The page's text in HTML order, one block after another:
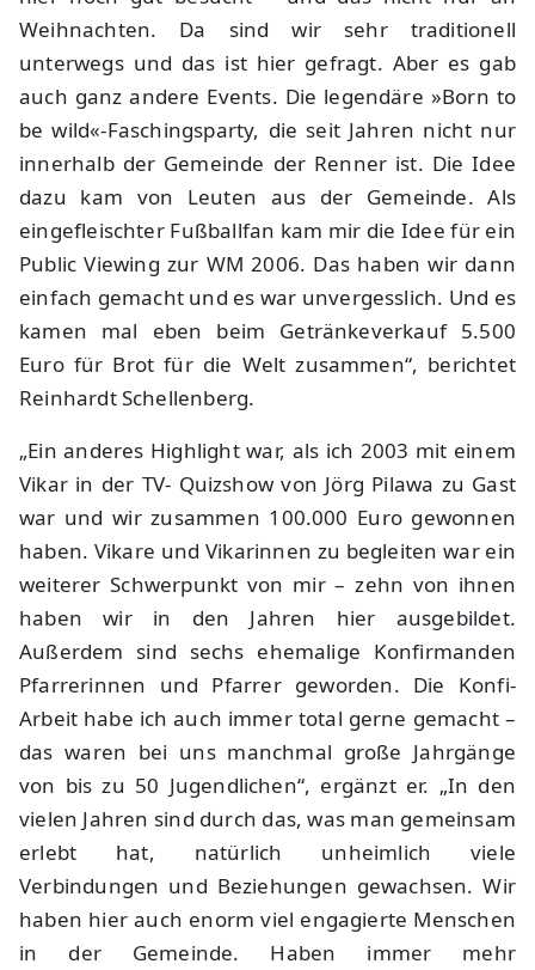
Weihnachten. Da sind wir sehr traditionell
unterwegs und das ist hier gefragt. Aber es gab
auch ganz andere Events. Die legendäre »Born to
be wild«-Faschingsparty, die seit Jahren nicht nur
innerhalb der Gemeinde der Renner ist. Die Idee
dazu kam von Leuten aus der Gemeinde. Als
eingefleischter Fußballfan kam mir die Idee für ein
Public Viewing zur WM 2006. Das haben wir dann
einfach gemacht und es war unvergesslich. Und es
kamen mal eben beim Getränkeverkauf 5.500
Euro für Brot für die Welt zusammen“, berichtet
Reinhardt Schellenberg.
„Ein anderes Highlight war, als ich 2003 mit einem
Vikar in der TV- Quizshow von Jörg Pilawa zu Gast
war und wir zusammen 100.000 Euro gewonnen
haben. Vikare und Vikarinnen zu begleiten war ein
weiterer Schwerpunkt von mir – zehn von ihnen
haben wir in den Jahren hier ausgebildet.
Außerdem sind sechs ehemalige Konfirmanden
Pfarrerinnen und Pfarrer geworden. Die Konfi-
Arbeit habe ich auch immer total gerne gemacht –
das waren bei uns manchmal große Jahrgänge
von bis zu 50 Jugendlichen“, ergänzt er. „In den
vielen Jahren sind durch das, was man gemeinsam
erlebt hat, natürlich unheimlich viele
Verbindungen und Beziehungen gewachsen. Wir
haben hier auch enorm viel engagierte Menschen
in der Gemeinde. Haben immer mehr